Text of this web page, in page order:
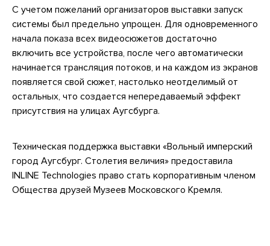
С учетом пожеланий организаторов выставки запуск
системы был предельно упрощен. Для одновременного
начала показа всех видеосюжетов достаточно
включить все устройства, после чего автоматически
начинается трансляция потоков, и на каждом из экранов
появляется свой сюжет, настолько неотделимый от
остальных, что создается непередаваемый эффект
присутствия на улицах Аугсбурга.
Техническая поддержка выставки «Вольный имперский
город Аугсбург. Столетия величия» предоставила
INLINE Technologies право стать корпоративным членом
Общества друзей Музеев Московского Кремля.